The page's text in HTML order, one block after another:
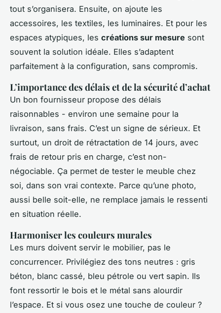
tout s’organisera. Ensuite, on ajoute les
accessoires, les textiles, les luminaires. Et pour les
espaces atypiques, les créations sur mesure sont
souvent la solution idéale. Elles s’adaptent
parfaitement à la configuration, sans compromis.
L’importance des délais et de la sécurité d’achat
Un bon fournisseur propose des délais
raisonnables - environ une semaine pour la
livraison, sans frais. C’est un signe de sérieux. Et
surtout, un droit de rétractation de 14 jours, avec
frais de retour pris en charge, c’est non-
négociable. Ça permet de tester le meuble chez
soi, dans son vrai contexte. Parce qu’une photo,
aussi belle soit-elle, ne remplace jamais le ressenti
en situation réelle.
Harmoniser les couleurs murales
Les murs doivent servir le mobilier, pas le
concurrencer. Privilégiez des tons neutres : gris
béton, blanc cassé, bleu pétrole ou vert sapin. Ils
font ressortir le bois et le métal sans alourdir
l’espace. Et si vous osez une touche de couleur ?